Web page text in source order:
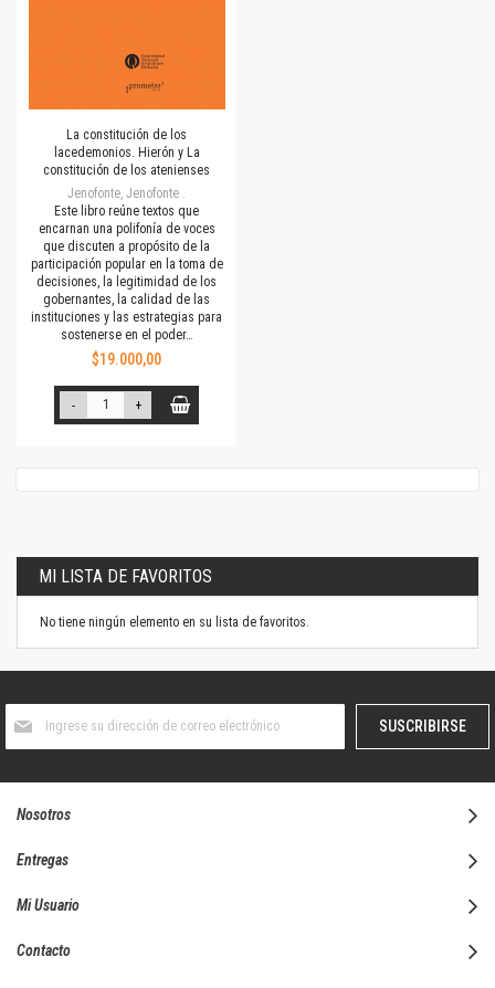
La constitución de los
lacedemonios. Hierón y La
constitución de los atenienses
Jenofonte, Jenofonte .
Este libro reúne textos que
encarnan una polifonía de voces
que discuten a propósito de la
participación popular en la toma de
decisiones, la legitimidad de los
gobernantes, la calidad de las
instituciones y las estrategias para
sostenerse en el poder…
$19.000,00
- +
MI LISTA DE FAVORITOS
No tiene ningún elemento en su lista de favoritos.
boletín
SUSCRIBIRSE
Nosotros
Entregas
Mi Usuario
Contacto